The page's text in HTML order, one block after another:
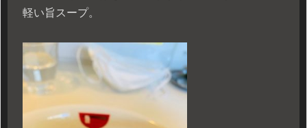
軽い旨スープ。